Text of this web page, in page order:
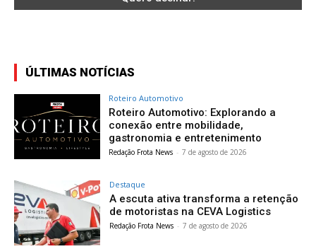
ÚLTIMAS NOTÍCIAS
Roteiro Automotivo
Roteiro Automotivo: Explorando a
conexão entre mobilidade,
gastronomia e entretenimento
Redação Frota News - 7 de agosto de 2026
Destaque
A escuta ativa transforma a retenção
de motoristas na CEVA Logistics
Redação Frota News - 7 de agosto de 2026